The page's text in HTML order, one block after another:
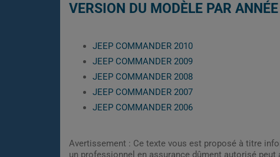
VERSION DU MODÈLE PAR ANNÉE
JEEP COMMANDER 2010
JEEP COMMANDER 2009
JEEP COMMANDER 2008
JEEP COMMANDER 2007
JEEP COMMANDER 2006
Avertissement : Ce texte vous est proposé à titre
un professionnel en assurance dûment autorisé